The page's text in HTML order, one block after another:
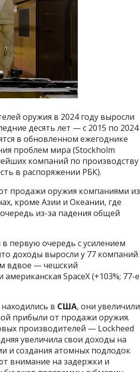
оружия в 2024 году выросли
десять лет — с 2015 по 2024
в обновленном ежегоднике
проблем мира (Stockholm
компаний по производству
в распоряжении РБК).
продажи оружия компаниями из
кроме Азии и Океании, где
из-за падения общей
первую очередь с усилением
доходы выросли у 77 компаний
вдвое — чешский
SpaceX (+103%; 77-е
в США, они увеличили
прибыли от продажи оружия.
производителей — Lockheed
увеличила свои доходы на
и создания атомных подлодок
внимание на задержки и